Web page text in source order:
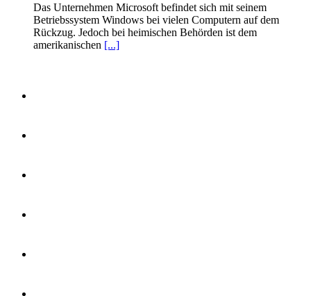
Das Unternehmen Microsoft befindet sich mit seinem
Betriebssystem Windows bei vielen Computern auf dem
Rückzug. Jedoch bei heimischen Behörden ist dem
amerikanischen [...]